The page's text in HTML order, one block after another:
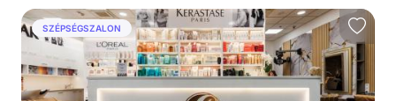
SZÉPSÉGSZALON